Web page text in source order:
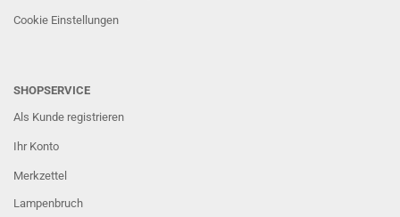
Cookie Einstellungen
SHOPSERVICE
Als Kunde registrieren
Ihr Konto
Merkzettel
Lampenbruch